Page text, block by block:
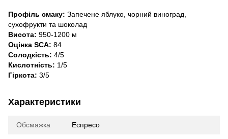
Профіль смаку: Запечене яблуко, чорний виноград,
сухофрукти та шоколад
Висота: 950-1200 м
Оцінка SCA: 84
Солодкість: 4/5
Кислотність: 1/5
Гіркота: 3/5
Характеристики
Обсмажка Еспресо